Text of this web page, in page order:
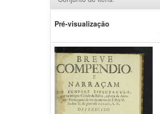
Pré-visualização